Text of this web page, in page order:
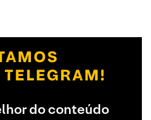
do conteúdo